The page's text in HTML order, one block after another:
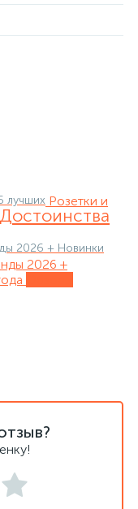
Розетки и
Достоинства
2026 +